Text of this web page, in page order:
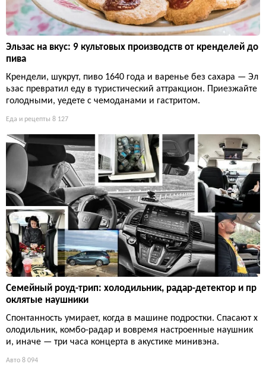
Эльзас на вкус: 9 культовых производств от кренделей до
пива
Крендели, шукрут, пиво 1640 года и варенье без сахара — Эл
ьзас превратил еду в туристический аттракцион. Приезжайте
голодными, уедете с чемоданами и гастритом.
Еда и рецепты 8 127
Семейный роуд-трип: холодильник, радар-детектор и пр
оклятые наушники
Спонтанность умирает, когда в машине подростки. Спасают х
олодильник, комбо-радар и вовремя настроенные наушник
и, иначе — три часа концерта в акустике минивэна.
Авто 8 094